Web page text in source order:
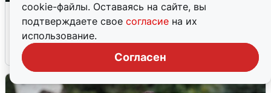
cookie-файлы. Оставаясь на сайте, вы
подтверждаете свое согласие на их
использование.
Согласен
Ночная атака БПЛА на Ярославль:
попадания и последствия
6 августа